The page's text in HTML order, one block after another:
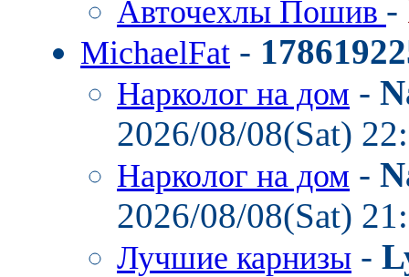
Авточехлы Пошив -
MichaelFat -
Нарколог на дом -
2026/08/08(Sat)
Нарколог на дом -
2026/08/08(Sat)
Лучшие карнизы -